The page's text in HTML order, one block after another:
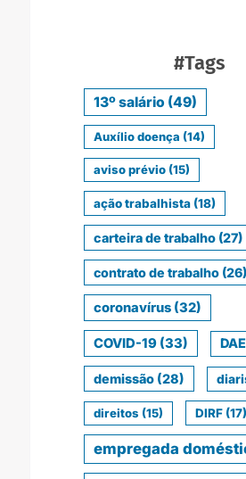
#Tags
13º salário (49)
Auxílio doença (14)
aviso prévio(15)
ação trabalhista(18)
carteira de trabalho(27)
contrato de trabalho(26)
coronavírus(32)
COVID-19(33) DAE
demissão(28)
direitos (15) DIRF(17)
empregada